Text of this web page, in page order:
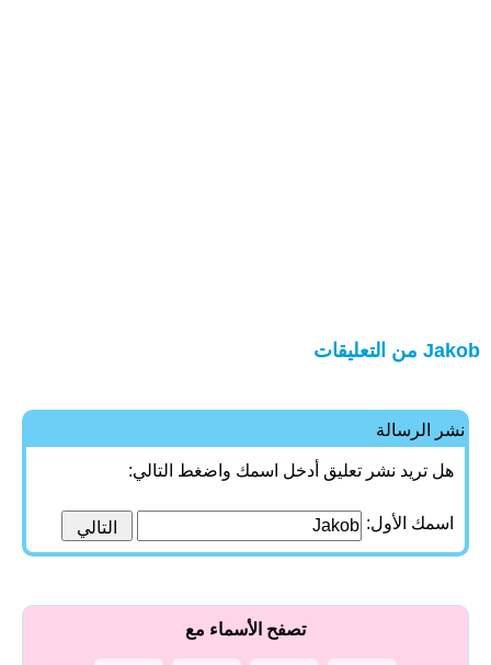
Jakob من التعليقات
نشر الرسالة
هل تريد نشر تعليق أدخل اسمك واضغط التالي:
اسمك الأول:
تصفح الأسماء مع